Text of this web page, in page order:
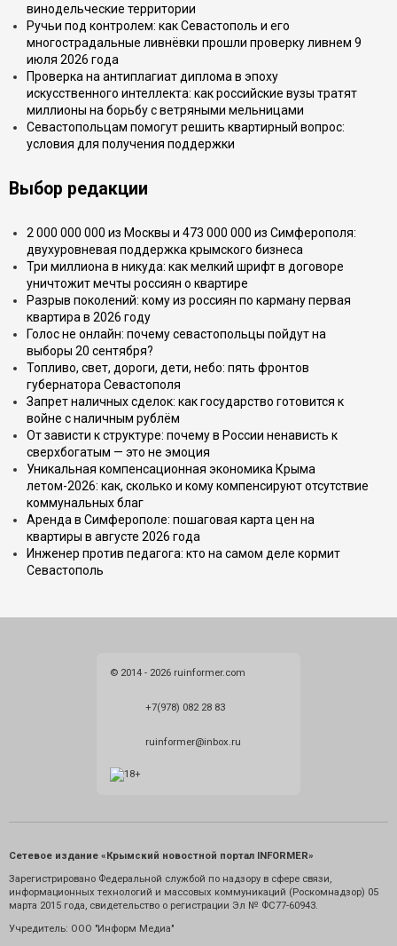
винодельческие территории
Ручьи под контролем: как Севастополь и его
многострадальные ливнёвки прошли проверку ливнем 9
июля 2026 года
Проверка на антиплагиат диплома в эпоху
искусственного интеллекта: как российские вузы тратят
миллионы на борьбу с ветряными мельницами
Севастопольцам помогут решить квартирный вопрос:
условия для получения поддержки
Выбор редакции
2 000 000 000 из Москвы и 473 000 000 из Симферополя:
двухуровневая поддержка крымского бизнеса
Три миллиона в никуда: как мелкий шрифт в договоре
уничтожит мечты россиян о квартире
Разрыв поколений: кому из россиян по карману первая
квартира в 2026 году
Голос не онлайн: почему севастопольцы пойдут на
выборы 20 сентября?
Топливо, свет, дороги, дети, небо: пять фронтов
губернатора Севастополя
Запрет наличных сделок: как государство готовится к
войне с наличным рублём
От зависти к структуре: почему в России ненависть к
сверхбогатым — это не эмоция
Уникальная компенсационная экономика Крыма
летом-2026: как, сколько и кому компенсируют отсутствие
коммунальных благ
Аренда в Симферополе: пошаговая карта цен на
квартиры в августе 2026 года
Инженер против педагога: кто на самом деле кормит
Севастополь
© 2014 - 2026 ruinformer.com
+7(978) 082 28 83
ruinformer@inbox.ru
Сетевое издание «Крымский новостной портал INFORMER»
Зарегистрировано Федеральной службой по надзору в сфере связи,
информационных технологий и массовых коммуникаций (Роскомнадзор) 05
марта 2015 года, свидетельство о регистрации Эл № ФС77-60943.
Учредитель: ООО "Информ Медиа"